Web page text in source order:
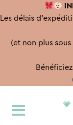
Les délais
(et non plus
à
au